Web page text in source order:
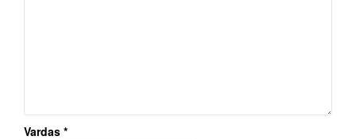
Vardas *